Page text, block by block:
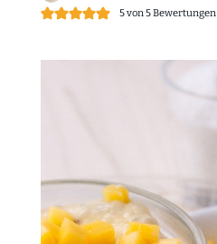
5von5Bewertungen